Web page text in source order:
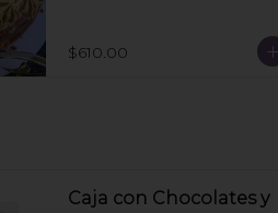
pongan a los que les guste más el
pan húmedo. 6 personas
$610.00
Caja con Chocolates y